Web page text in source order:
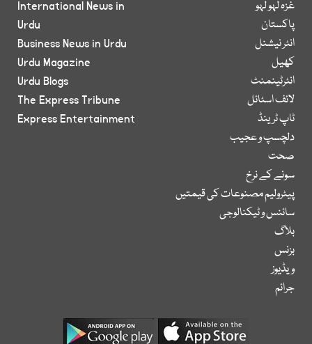
غزہ لہو لہو
پاکستان
انٹر نیشنل
کھیل
انٹرٹینمنٹ
لائف اسٹائل
ٹاپ ٹرینڈ
دلچسپ و عجیب
صحت
سونے کے نرخ
پیٹرولیم مصنوعات کی قیمتیں
سائنس و ٹیکنالوجی
بلاگ
بزنس
ویڈیوز
جرائم
International News in
Urdu
Business News in Urdu
Urdu Magazine
Urdu Blogs
The Express Tribune
Express Entertainment